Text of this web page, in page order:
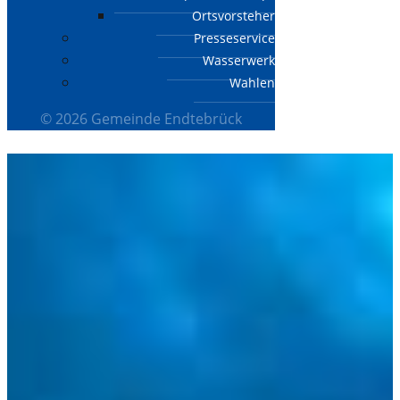
Ortsvorsteher
Presseservice
Wasserwerk
Wahlen
© 2026 Gemeinde Endtebrück